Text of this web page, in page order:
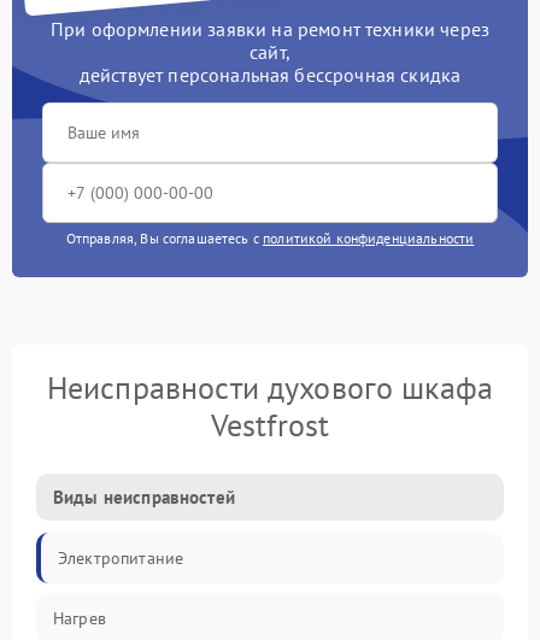
При оформлении заявки на ремонт техники через
сайт,
действует персональная бессрочная скидка
Отправляя, Вы соглашаетесь с политикой конфиденциальности
Неисправности духового шкафа
Vestfrost
Виды неисправностей
Электропитание
Нагрев